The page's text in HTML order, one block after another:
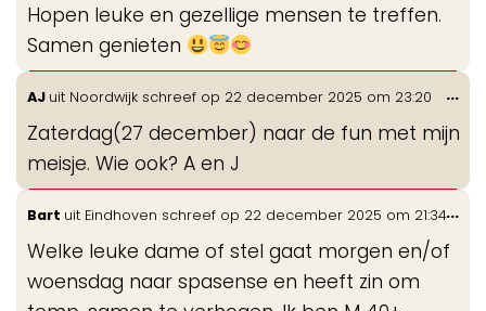
Hopen leuke en gezellige mensen te treffen.
Samen genieten
AJ uit Noordwijk schreef op 22 december 2025 om 23:20
Zaterdag(27 december) naar de fun met mijn
meisje. Wie ook? A en J
...
Bart uit Eindhoven schreef op 22 december 2025 om 21:34
Welke leuke dame of stel gaat morgen en/of
woensdag naar spasense en heeft zin om
...